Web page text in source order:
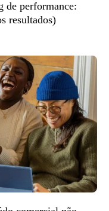
de performance:
resultados)